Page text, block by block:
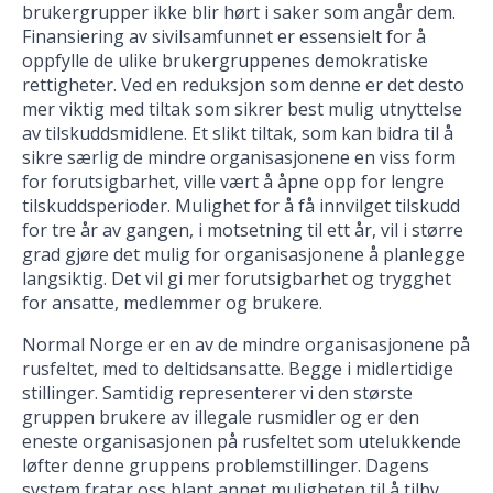
brukergrupper ikke blir hørt i saker som angår dem.
Finansiering av sivilsamfunnet er essensielt for å
oppfylle de ulike brukergruppenes demokratiske
rettigheter. Ved en reduksjon som denne er det desto
mer viktig med tiltak som sikrer best mulig utnyttelse
av tilskuddsmidlene. Et slikt tiltak, som kan bidra til å
sikre særlig de mindre organisasjonene en viss form
for forutsigbarhet, ville vært å åpne opp for lengre
tilskuddsperioder. Mulighet for å få innvilget tilskudd
for tre år av gangen, i motsetning til ett år, vil i større
grad gjøre det mulig for organisasjonene å planlegge
langsiktig. Det vil gi mer forutsigbarhet og trygghet
for ansatte, medlemmer og brukere.
Normal Norge er en av de mindre organisasjonene på
rusfeltet, med to deltidsansatte. Begge i midlertidige
stillinger. Samtidig representerer vi den største
gruppen brukere av illegale rusmidler og er den
eneste organisasjonen på rusfeltet som utelukkende
løfter denne gruppens problemstillinger. Dagens